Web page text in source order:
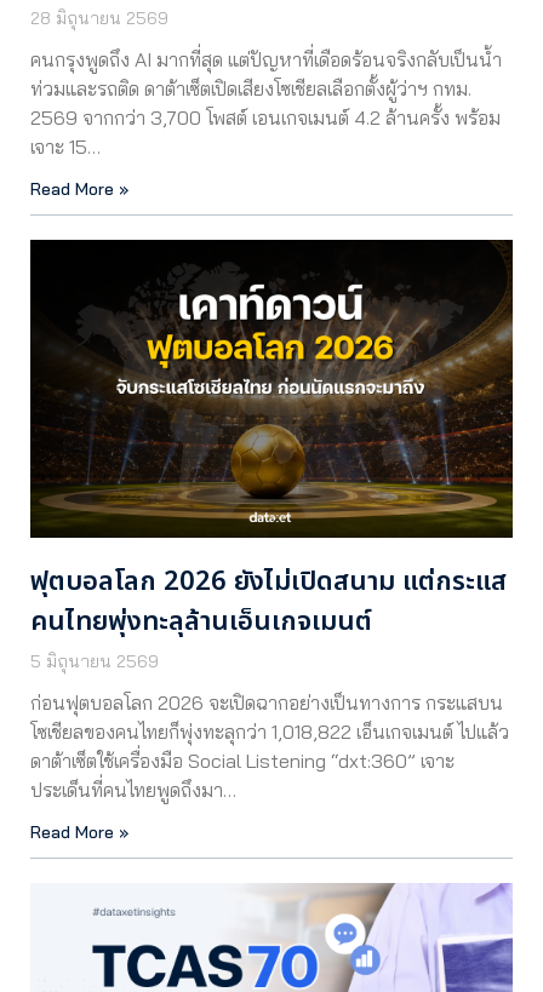
28 มิถุนายน 2569
คนกรุงพูดถึง AI มากที่สุด แต่ปัญหาที่เดือดร้อนจริงกลับเป็นน้ำ
ท่วมและรถติด ดาต้าเซ็ตเปิดเสียงโซเชียลเลือกตั้งผู้ว่าฯ กทม.
2569 จากกว่า 3,700 โพสต์ เอนเกจเมนต์ 4.2 ล้านครั้ง พร้อม
เจาะ 15…
Read More »
ฟุตบอลโลก 2026 ยังไม่เปิดสนาม แต่กระแส
คนไทยพุ่งทะลุล้านเอ็นเกจเมนต์
5 มิถุนายน 2569
ก่อนฟุตบอลโลก 2026 จะเปิดฉากอย่างเป็นทางการ กระแสบน
โซเชียลของคนไทยก็พุ่งทะลุกว่า 1,018,822 เอ็นเกจเมนต์ ไปแล้ว
ดาต้าเซ็ตใช้เครื่องมือ Social Listening “dxt:360” เจาะ
ประเด็นที่คนไทยพูดถึงมา…
Read More »